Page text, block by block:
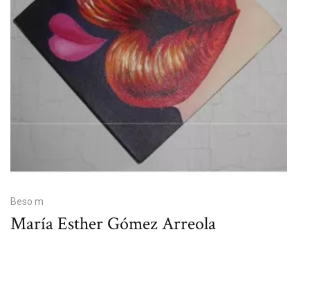
Beso m
María Esther Gómez Arreola